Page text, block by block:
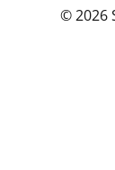
© 2026